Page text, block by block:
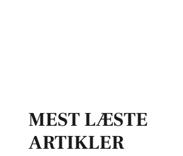
MEST LÆSTE
ARTIKLER